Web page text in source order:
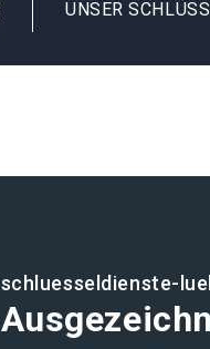
UNSER
schluesseldienste-